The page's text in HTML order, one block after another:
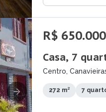
R$ 650.000
Casa, 7
Centro,
272 m² 7